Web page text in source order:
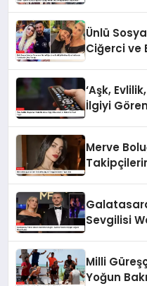
Ünlü
Ciğerci ve
‘Aşk,
İlgiyi
Merve
Sevgilisi
Milli
Yoğun